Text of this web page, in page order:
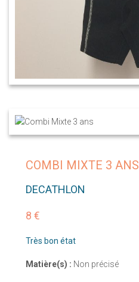
COMBI MIXTE 3 ANS
DECATHLON
8 €
Très bon état
Matière(s) : Non précisé